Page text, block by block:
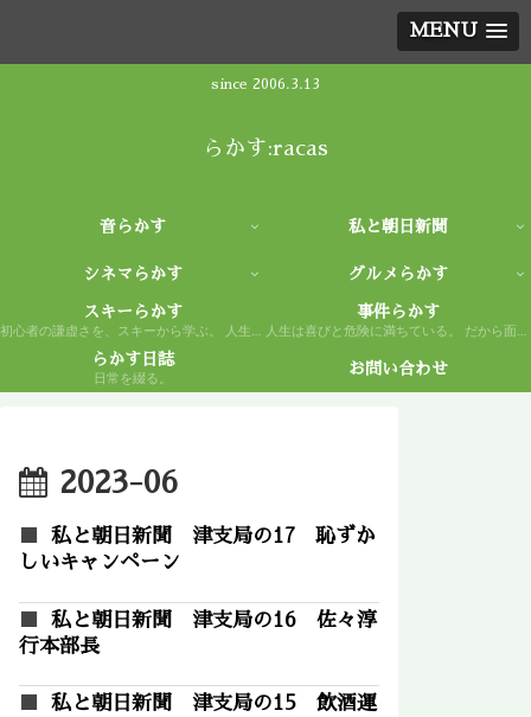
MENU
since 2006.3.13
らかす:racas
音らかす 私と朝日新聞
シネマらかす グルメらかす
スキーらかす
初心者の謙虚さを、スキーから学ぶ。 人生もまた然り。
事件らかす
人生は喜びと危険に満ちている。 だから面白い。
らかす日誌
日常を綴る。
お問い合わせ
2023-06
私と朝日新聞 津支局の17 恥ずか
しいキャンペーン
私と朝日新聞 津支局の16 佐々淳
行本部長
私と朝日新聞 津支局の15 飲酒運